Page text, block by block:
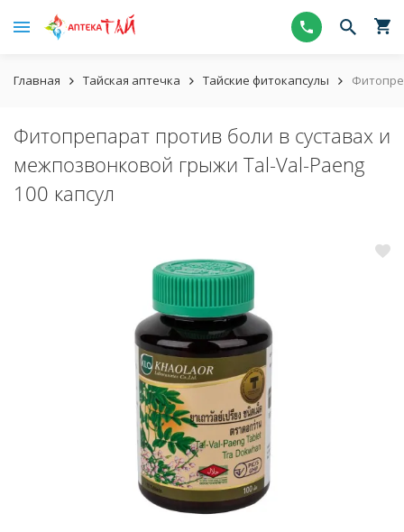
Главная Тайская аптечка Тайские фитокапсулы
Фитопрепарат против боли в суставах и
межпозвонковой грыжи Tal-Val-Paeng
100 капсул